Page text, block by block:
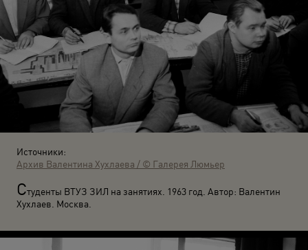
Источники:
Архив Валентина Хухлаева / © Галерея Люмьер
Студенты ВТУЗ ЗИЛ на занятиях. 1963 год. Автор: Валентин
Хухлаев. Москва.